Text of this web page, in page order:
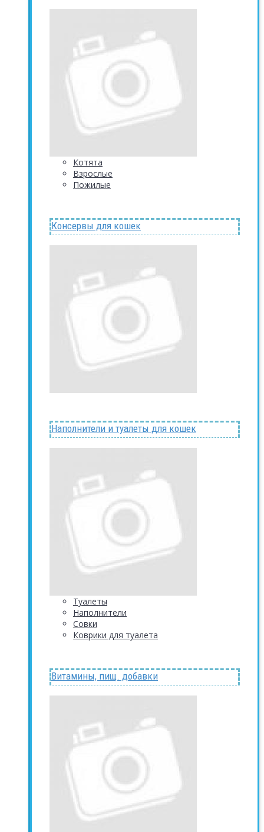
Котята
Взрослые
Пожилые
Консервы для кошек
Наполнители и туалеты для кошек
Туалеты
Наполнители
Совки
Коврики для туалета
Витамины, пищ. добавки